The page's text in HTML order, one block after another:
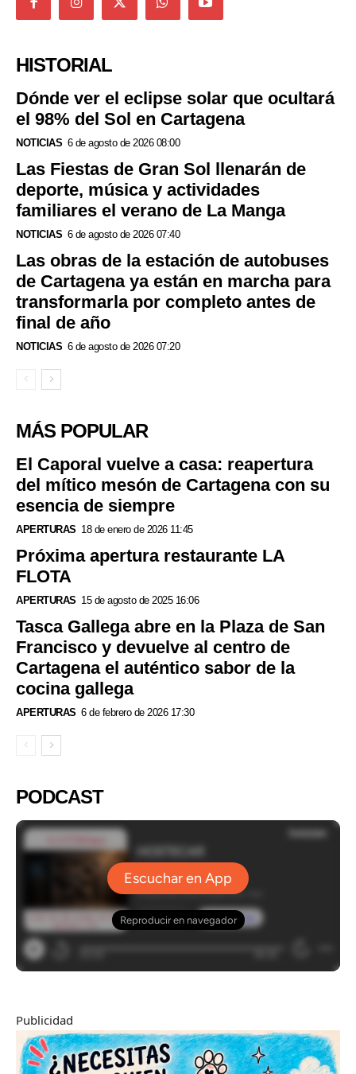
HISTORIAL
Dónde ver el eclipse solar que ocultará
el 98% del Sol en Cartagena
NOTICIAS 6 de agosto de 2026 08:00
Las Fiestas de Gran Sol llenarán de
deporte, música y actividades
familiares el verano de La Manga
NOTICIAS 6 de agosto de 2026 07:40
Las obras de la estación de autobuses
de Cartagena ya están en marcha para
transformarla por completo antes de
final de año
NOTICIAS 6 de agosto de 2026 07:20
MÁS POPULAR
El Caporal vuelve a casa: reapertura
del mítico mesón de Cartagena con su
esencia de siempre
APERTURAS 18 de enero de 2026 11:45
Próxima apertura restaurante LA
FLOTA
APERTURAS 15 de agosto de 2025 16:06
Tasca Gallega abre en la Plaza de San
Francisco y devuelve al centro de
Cartagena el auténtico sabor de la
cocina gallega
APERTURAS 6 de febrero de 2026 17:30
PODCAST
Publicidad